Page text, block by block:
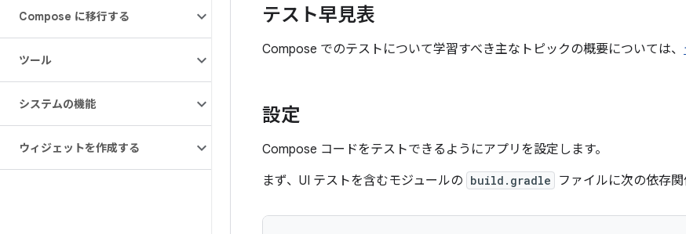
Compose に移行する
ツール
システムの機能
ウィジェットを作成する
テスト早見表
Compose でのテストについて学習すべき主なトピックの概要については、
設定
Compose コードをテストできるようにアプリを設定します。
まず、UI テストを含むモジュールの build.gradle ファイルに次の依存関